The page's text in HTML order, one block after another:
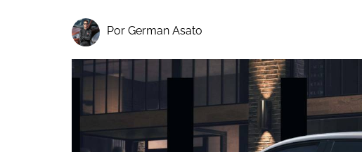
Por German Asato